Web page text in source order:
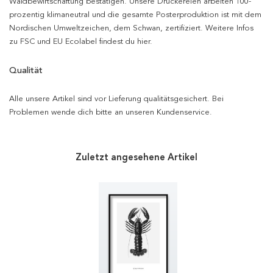
prozentig klimaneutral und die gesamte Posterproduktion ist mit dem
Nordischen Umweltzeichen, dem Schwan, zertifiziert. Weitere Infos
zu FSC und EU Ecolabel findest du hier.
Qualität
Alle unsere Artikel sind vor Lieferung qualitätsgesichert. Bei
Problemen wende dich bitte an unseren Kundenservice.
Zuletzt angesehene Artikel